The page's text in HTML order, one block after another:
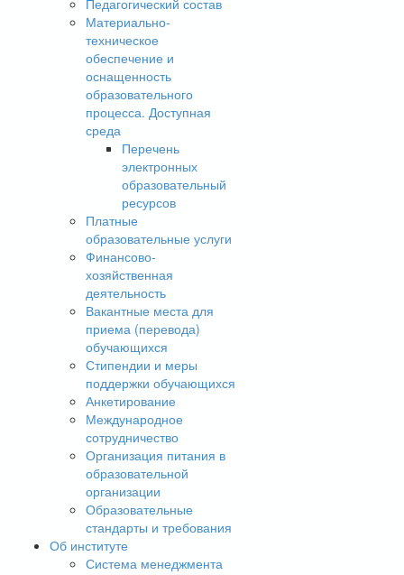
Педагогический состав
Материально-
техническое
обеспечение и
оснащенность
образовательного
процесса. Доступная
среда
Перечень
электронных
образовательный
ресурсов
Платные
образовательные услуги
Финансово-
хозяйственная
деятельность
Вакантные места для
приема (перевода)
обучающихся
Стипендии и меры
поддержки обучающихся
Анкетирование
Международное
сотрудничество
Организация питания в
образовательной
организации
Образовательные
стандарты и требования
Об институте
Система менеджмента